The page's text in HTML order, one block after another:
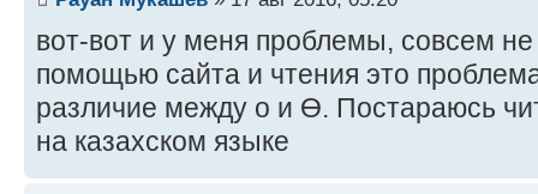
вот-вот и у меня проблемы, совсем
помощью сайта и чтения это
различие между о и Ө. Постараюсь
на казахском языке